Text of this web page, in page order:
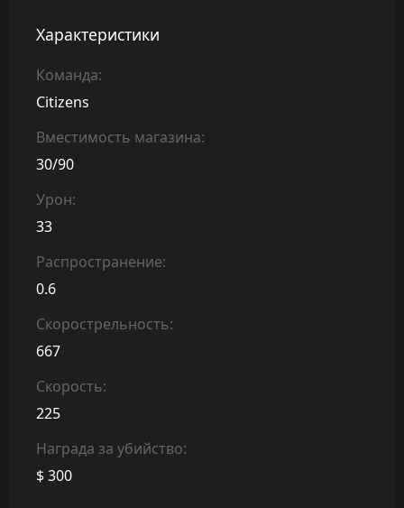
Характеристики
Команда:
Citizens
Вместимость магазина:
30/90
Урон:
33
Распространение:
0.6
Скорострельность:
667
Скорость:
225
Награда за убийство:
$ 300